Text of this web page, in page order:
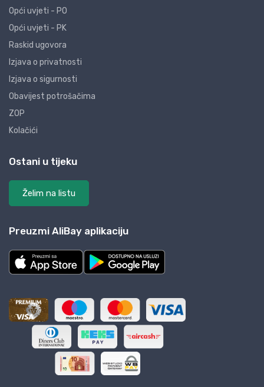
Opći uvjeti - PO
Opći uvjeti - PK
Raskid ugovora
Izjava o privatnosti
Izjava o sigurnosti
Obavijest potrošačima
ZOP
Kolačići
Ostani u tijeku
Želim na listu
Preuzmi AliBay aplikaciju